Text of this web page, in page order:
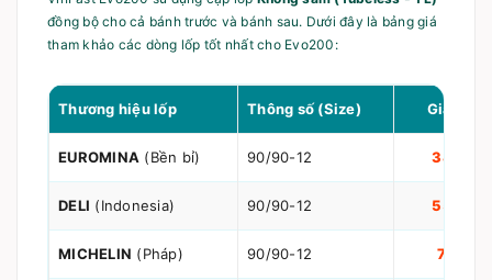
đồng bộ cho cả bánh trước và bánh sau. Dưới đây là bảng giá
tham khảo các dòng lốp tốt nhất cho Evo200:
Thương hiệu lốp Thông số (Size) Giá
EUROMINA (Bền bỉ) 90/90-12
DELI (Indonesia) 90/90-12
MICHELIN (Pháp) 90/90-12